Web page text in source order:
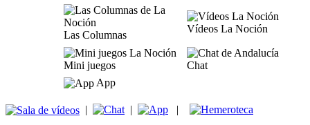
Las Columnas
Vídeos La Noción
Mini juegos
Chat
App
| | |